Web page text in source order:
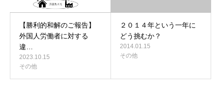
【勝利的和解のご報告】
外国人労働者に対する
違…
2023.10.15
その他
２０１４年という一年に
どう挑むか？
2014.01.15
その他